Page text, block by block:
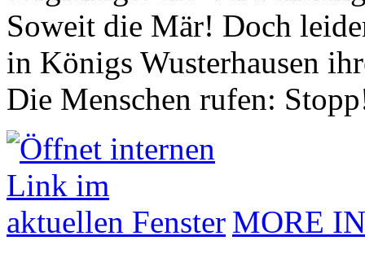
Soweit die Mär! Doch
in Königs Wusterhausen
Die Menschen rufen:
MORE